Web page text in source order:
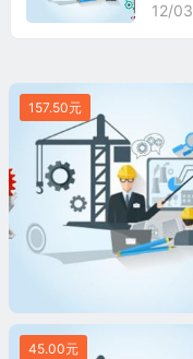
12/03
157.50元
45.00元